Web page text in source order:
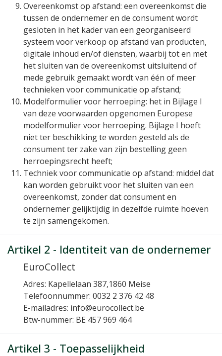
Overeenkomst op afstand: een overeenkomst die
tussen de ondernemer en de consument wordt
gesloten in het kader van een georganiseerd
systeem voor verkoop op afstand van producten,
digitale inhoud en/of diensten, waarbij tot en met
het sluiten van de overeenkomst uitsluitend of
mede gebruik gemaakt wordt van één of meer
technieken voor communicatie op afstand;
Modelformulier voor herroeping: het in Bijlage I
van deze voorwaarden opgenomen Europese
modelformulier voor herroeping. Bijlage I hoeft
niet ter beschikking te worden gesteld als de
consument ter zake van zijn bestelling geen
herroepingsrecht heeft;
Techniek voor communicatie op afstand: middel dat
kan worden gebruikt voor het sluiten van een
overeenkomst, zonder dat consument en
ondernemer gelijktijdig in dezelfde ruimte hoeven
te zijn samengekomen.
Artikel 2 - Identiteit van de ondernemer
EuroCollect
Adres: Kapellelaan 387,1860 Meise
Telefoonnummer: 0032 2 376 42 48
E-mailadres: info@eurocollect.be
Btw-nummer: BE 457 969 464
Artikel 3 - Toepasselijkheid